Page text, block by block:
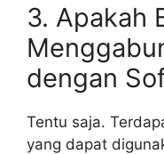
3. Apakah
dengan
Tentu saja.
yang dapat